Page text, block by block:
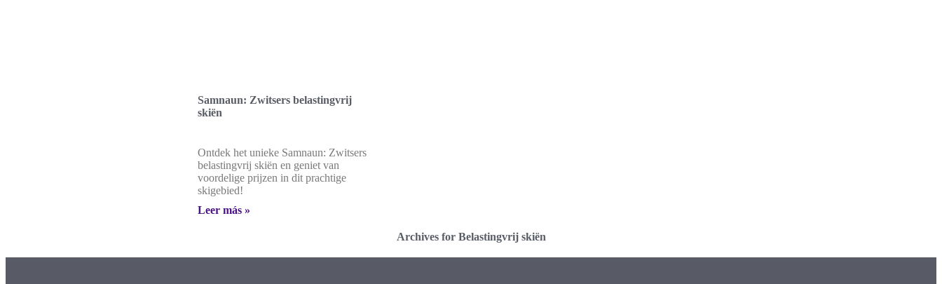
Samnaun: Zwitsers belastingvrij
skiën
Ontdek het unieke Samnaun: Zwitsers
belastingvrij skiën en geniet van
voordelige prijzen in dit prachtige
skigebied!
Leer más »
Archives for Belastingvrij skiën